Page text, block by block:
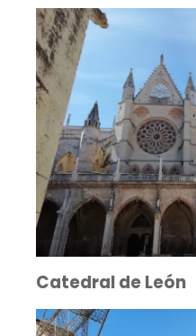
Catedral de León